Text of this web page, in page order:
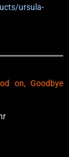
ursula-
on, Goodbye